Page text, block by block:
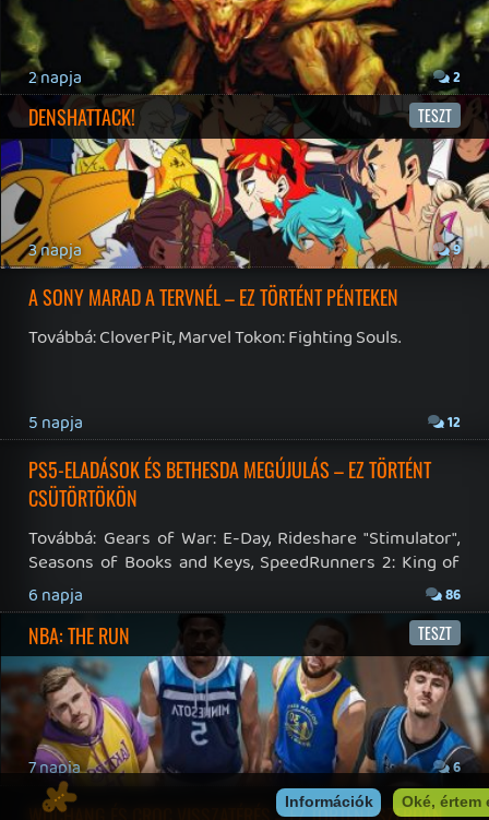
Cikkek | Podcastok | Blogok |
Gaming Fórum
Offtopic Fórum
RSS | Blog RSS | Podcast RSS |
Instagram
Facebook
|
Twitter | Patreon